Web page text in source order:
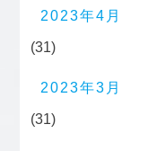
2023年4月
(31)
2023年3月
(31)